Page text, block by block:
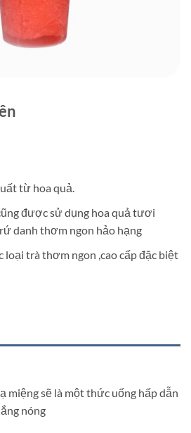
từ hoa quả.
được sử dụng hoa quả tươi
danh thơm ngon hảo hạng
trà thơm ngon ,cao cấp đặc biệt
miệng sẽ là một thức uống hấp dẫn
nóng